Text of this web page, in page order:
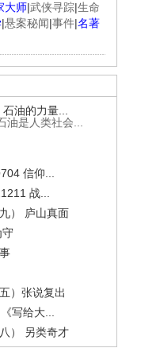
大师|武侠寻踪|生命
|悬案秘闻|事件|名著
石油的力量...
油是人类社会...
信仰...
战...
） 庐山真面
守
）张说复出
写给大...
） 另类奇才